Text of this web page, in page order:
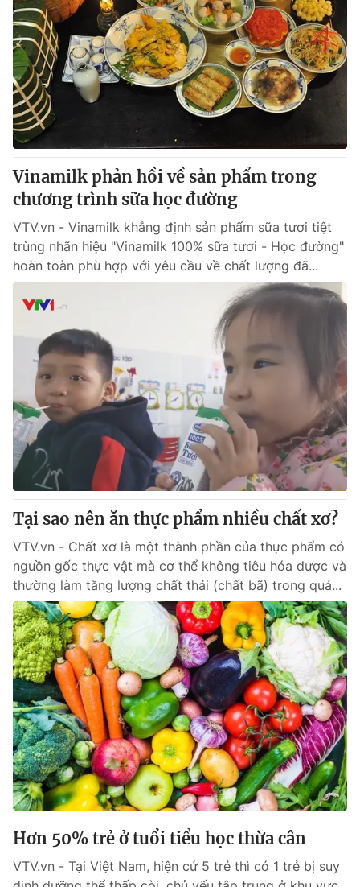
Vinamilk phản hồi về sản phẩm trong
chương trình sữa học đường
VTV.vn - Vinamilk khẳng định sản phẩm sữa tươi tiệt
trùng nhãn hiệu "Vinamilk 100% sữa tươi - Học đường"
hoàn toàn phù hợp với yêu cầu về chất lượng đã...
Tại sao nên ăn thực phẩm nhiều chất xơ?
VTV.vn - Chất xơ là một thành phần của thực phẩm có
nguồn gốc thực vật mà cơ thể không tiêu hóa được và
thường làm tăng lượng chất thải (chất bã) trong quá...
Hơn 50% trẻ ở tuổi tiểu học thừa cân
VTV.vn - Tại Việt Nam, hiện cứ 5 trẻ thì có 1 trẻ bị suy